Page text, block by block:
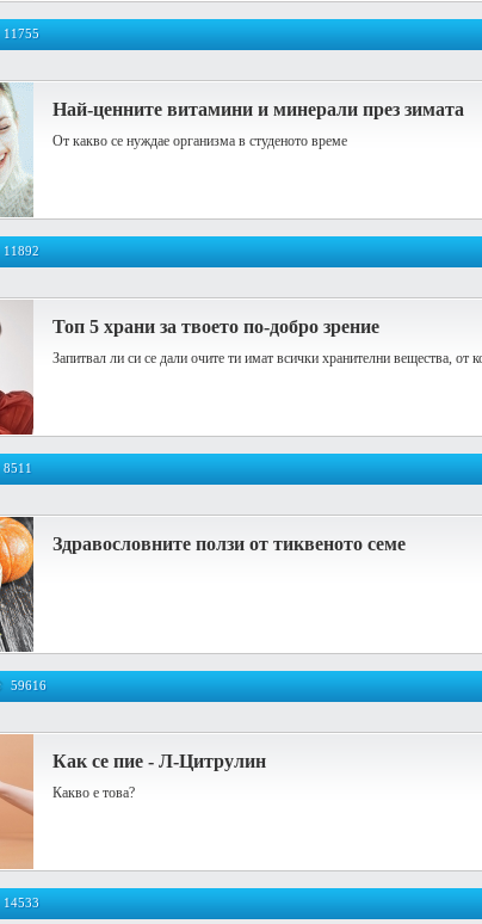
11755
Най-ценните витамини и минерали през зимата
От какво се нуждае организма в студеното време
11892
Топ 5 храни за твоето по-добро зрение
Запитвал ли си се дали очите ти имат всички хранителни вещества, от
8511
Здравословните ползи от тиквеното семе
59616
Как се пие - Л-Цитрулин
Какво е това?
14533